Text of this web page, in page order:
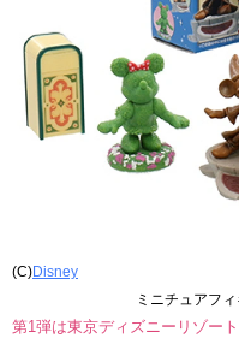
(C)Disney
ミニチュアフ
第1弾は東京ディズニーリゾー